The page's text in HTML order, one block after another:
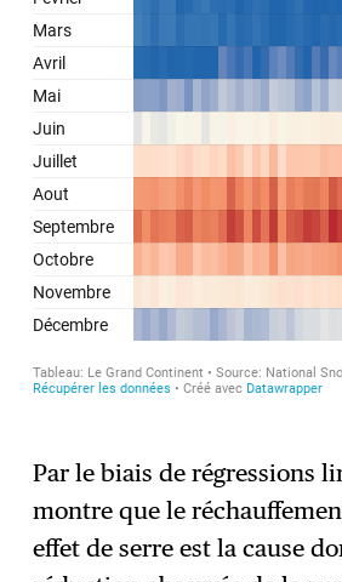
Par le biais de régressions
montre que le
effet de serre est la cause